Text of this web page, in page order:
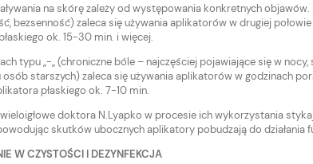
na skórę zależy od występowania konkretnych
bezsenność) zaleca się używania aplikatorów w drugiej
ok. 15-30 min. i więcej.
typu „-„ (chroniczne bóle – najczęściej pojawiające się w
starszych) zaleca się używania aplikatorów w godzinach
płaskiego ok. 7-10 min.
doktora N.Lyapko w procesie ich wykorzystania
skutków ubocznych aplikatory pobudzają do działania
W CZYSTOŚCI I DEZYNFEKCJA